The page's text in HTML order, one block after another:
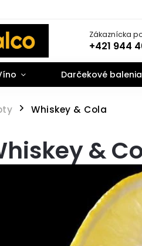
Zákaznícka
+421 944
Darčekové balenia
/ Whiskey & Cola
&